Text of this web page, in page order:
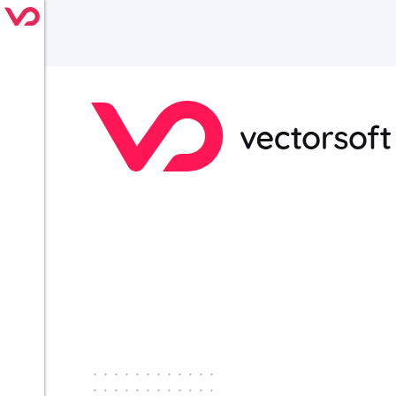
············
············